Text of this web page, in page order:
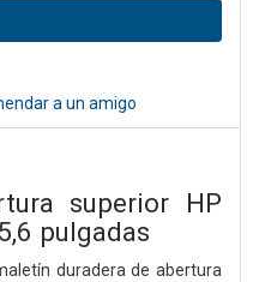
a un amigo
superior HP
pulgadas
duradera de abertura